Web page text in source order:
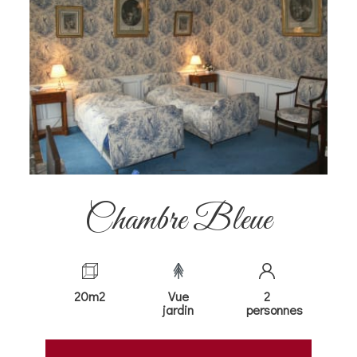
Chambre Bleue
20m2
Vue
jardin
2
personnes